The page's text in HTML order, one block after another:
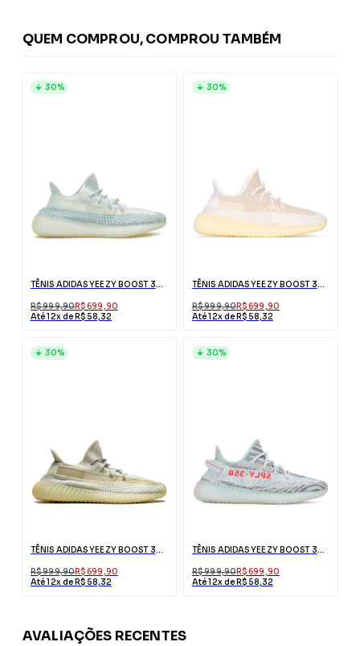
QUEM COMPROU, COMPROU TAMBÉM
TÊNIS ADIDAS YEEZY BOOST 350 V2 CLOUD WHITE
R$ 999,90R$ 699,90
Até 12x de R$ 58,32
30%
TÊNIS ADIDAS YEEZY BOOST 350 V2
R$ 999,90R$ 699,90
Até 12x de R$ 58,32
30%
TÊNIS ADIDAS YEEZY BOOST 350 V2 LUNDMARK REFLECTIVE
R$ 999,90R$ 699,90
Até 12x de R$ 58,32
30%
TÊNIS ADIDAS YEEZY BOOST 350 V2 BLUE TINT
R$ 999,90R$ 699,90
Até 12x de R$ 58,32
30%
AVALIAÇÕES RECENTES